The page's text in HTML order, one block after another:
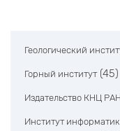
Геологический
Горный институт (45)
Издательство КНЦ РАН
Институт